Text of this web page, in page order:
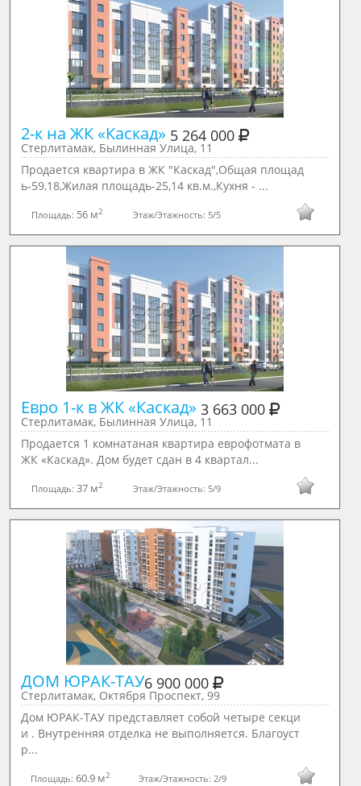
2-к на ЖК «Каскад» 5 264 000
Стерлитамак, Былинная Улица, 11
Продается квартира в ЖК "Каскад",Общая площад
ь-59,18,Жилая площадь-25,14 кв.м.,Кухня - ...
Площадь: 56 м2 Этаж/Этажность: 5/5
Евро 1-к в ЖК «Каскад» 3 663 000
Стерлитамак, Былинная Улица, 11
Продается 1 комнатаная квартира еврофотмата в
ЖК «Каскад». Дом будет сдан в 4 квартал...
Площадь:37 м2 Этаж/Этажность: 5/9
ДОМ ЮРАК-ТАУ6 900 000
Стерлитамак, Октября Проспект, 99
Дом ЮРАК-ТАУ представляет собой четыре секци
и . Внутренняя отделка не выполняется. Благоуст
р...
Площадь:60.9 м2 Этаж/Этажность: 2/9